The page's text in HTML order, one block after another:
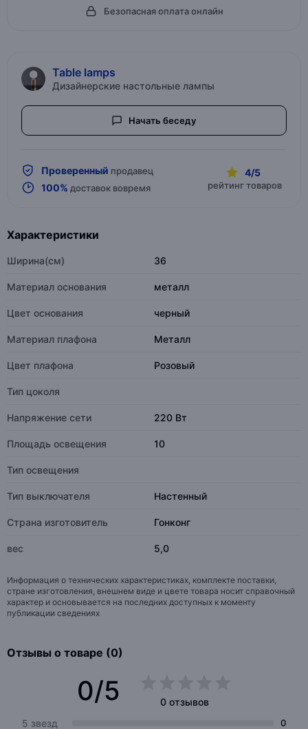
Безопасная оплата онлайн
Table lamps
Дизайнерские настольные лампы
Начать беседу
Проверенный продавец
100% доставок вовремя
4/5
рейтинг товаров
Характеристики
Ширина(см) 36
Материал основания металл
Цвет основания черный
Материал плафона Металл
Цвет плафона Розовый
Тип цоколя
Напряжение сети 220 Вт
Площадь освещения 10
Тип освещения
Тип выключателя Настенный
Страна изготовитель Гонконг
вес 5,0
Информация о технических характеристиках, комплекте поставки,
стране изготовления, внешнем виде и цвете товара носит справочный
характер и основывается на последних доступных к моменту
публикации сведениях
Отзывы о товаре (0)
0/5
0 отзывов
5 звезд
0